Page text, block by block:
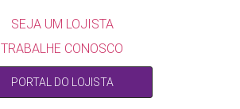
SEJA UM LOJISTA
TRABALHE CONOSCO
PORTAL DO LOJISTA